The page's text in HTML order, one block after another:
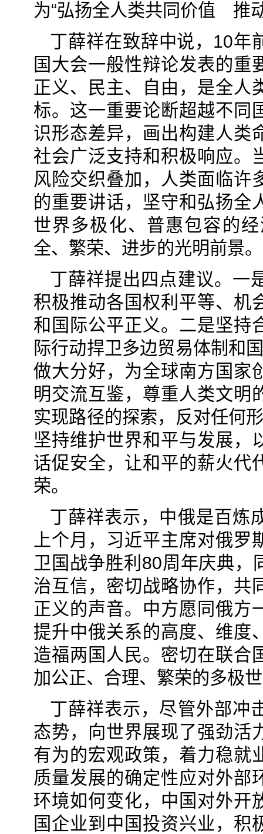
为“弘扬全人类共同价值 推
丁薛祥在致辞中说，10年
国大会一般性辩论发表的重
正义、民主、自由，是全人
标。这一重要论断超越不同
识形态差异，画出构建人类
社会广泛支持和积极响应。
风险交织叠加，人类面临许
的重要讲话，坚守和弘扬全
世界多极化、普惠包容的
全、繁荣、进步的光明前景。
丁薛祥提出四点建议。一
积极推动各国权利平等、机
和国际公平正义。二是坚持
际行动捍卫多边贸易体制和
做大分好，为全球南方国家
明交流互鉴，尊重人类文明
实现路径的探索，反对任何
坚持维护世界和平与发展，
话促安全，让和平的薪火代
荣。
丁薛祥表示，中俄是百炼
上个月，习近平主席对俄
卫国战争胜利80周年庆典，
治互信，密切战略协作，共
正义的声音。中方愿同俄方
提升中俄关系的高度、维度
造福两国人民。密切在联合
加公正、合理、繁荣的多极
丁薛祥表示，尽管外部冲
态势，向世界展现了强劲活
有为的宏观政策，着力稳就
质量发展的确定性应对外部
环境如何变化，中国对外开
国企业到中国投资兴业，积